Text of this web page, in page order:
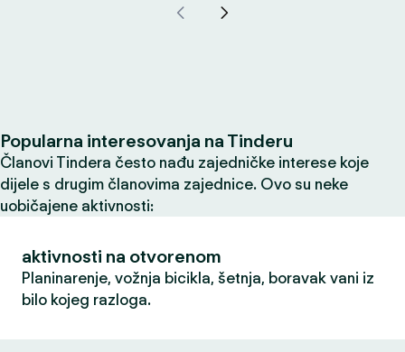
Popularna interesovanja na Tinderu
Članovi Tindera često nađu zajedničke interese koje
dijele s drugim članovima zajednice. Ovo su neke
uobičajene aktivnosti:
aktivnosti na otvorenom
Planinarenje, vožnja bicikla, šetnja, boravak vani iz
bilo kojeg razloga.